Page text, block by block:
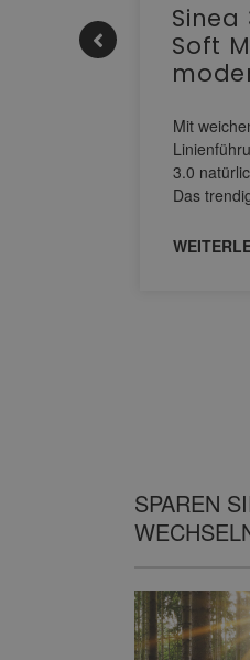
Sinea
Soft
Mit
3.0
Das
SPAREN